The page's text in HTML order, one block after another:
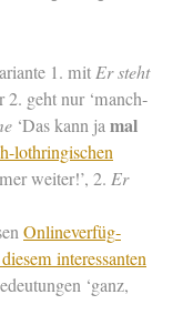
1. mit Er ste­ht
2. geht nur ‘manch­
‘Das kann jamal
lothringis­chen
weit­er!’, 2. Er
Onlin­ev­er­füg­
inter­es­san­ten
‘ganz,